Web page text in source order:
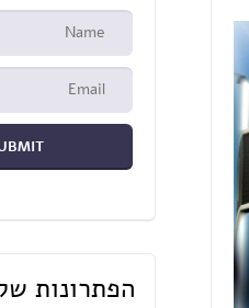
הפתרונות